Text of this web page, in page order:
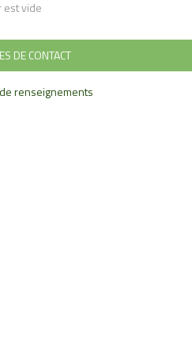
est vide
DE CONTACT
renseignements